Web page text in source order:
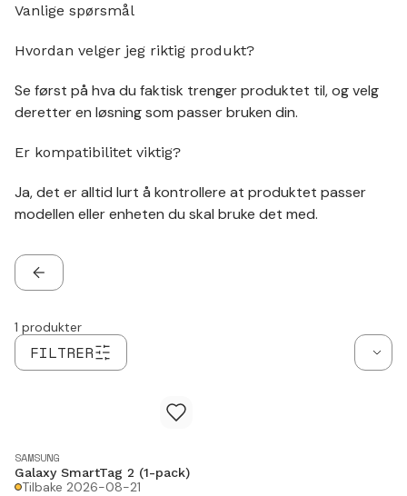
Vanlige spørsmål
Hvordan velger jeg riktig produkt?
Se først på hva du faktisk trenger produktet til, og velg
deretter en løsning som passer bruken din.
Er kompatibilitet viktig?
Ja, det er alltid lurt å kontrollere at produktet passer
modellen eller enheten du skal bruke det med.
TILBAKE
FILTRER
1 produkter
SAMSUNG
Galaxy SmartTag 2 (1-pack)
Tilbake 2026-08-21